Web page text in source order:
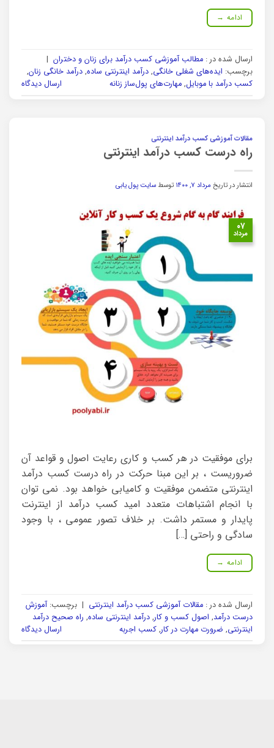
ادامه →
ارسال شده در : مطالب آموزشی کسب درآمد برای زنان و دختران |
برچسب: ایده‌های شغلی خانگی, درآمد اینترنتی ساده, درآمد خانگی زنان,
کسب درآمد با موبایل, مهارت‌های پول‌ساز زنانه ارسال دیدگاه
مقالات آموزشی کسب درآمد اینترنتی
راه درست کسب درآمد اینترنتی
انتشار در تاریخ مرداد ۷, ۱۴۰۰ توسط سایت پول یابی
۰۷
مرداد
برای موفقیت در هر کسب و کاری رعایت اصول و قواعد آن
ضروریست ، بر این مبنا حرکت در راه درست کسب درآمد
اینترنتی متضمن موفقیت و کامیابی خواهد بود. نمی توان
با انجام اشتباهات متعدد امید کسب درآمد از اینترنت
پایدار و مستمر داشت. بر خلاف تصور عمومی ، با وجود
سادگی و راحتی […]
ادامه →
ارسال شده در : مقالات آموزشی کسب درآمد اینترنتی | برچسب:آموزش
درست درآمد, اصول کسب و کار, درآمد اینترنتی ساده, راه صحیح درآمد
اینترنتی, ضرورت مهارت در کار, کسب اجربه ارسال دیدگاه